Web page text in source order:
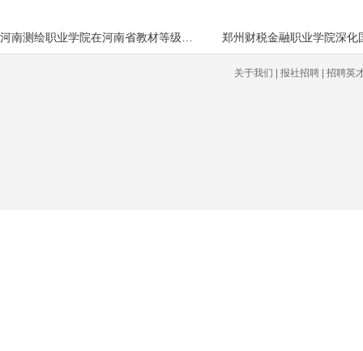
关于我们 | 报社招聘 | 招聘英